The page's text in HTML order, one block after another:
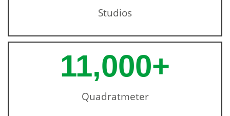
Studios
Quadratmeter
11,000+